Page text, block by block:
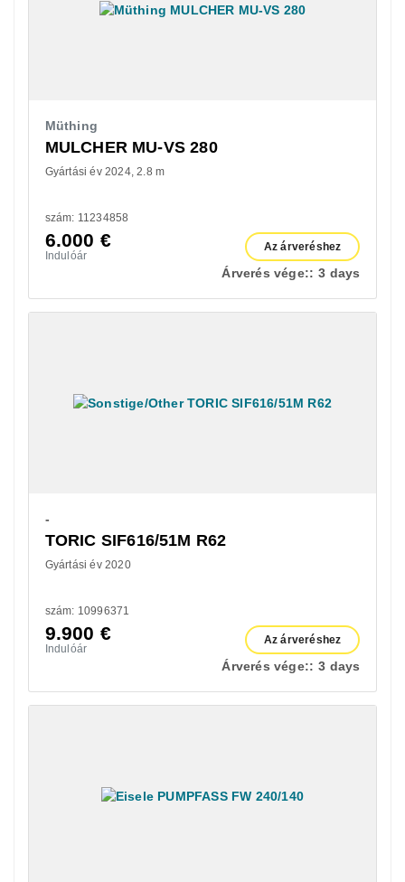
Müthing
MULCHER MU-VS 280
Gyártási év 2024 2.8 m
szám: 11234858
6.000 €
Indulóár
Az árveréshez
Árverés vége:: 3 days
-
TORIC SIF616/51M R62
Gyártási év 2020
szám: 10996371
9.900 €
Indulóár
Az árveréshez
Árverés vége:: 3 days